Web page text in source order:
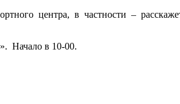
центра, в частности –
Начало в 10-00.